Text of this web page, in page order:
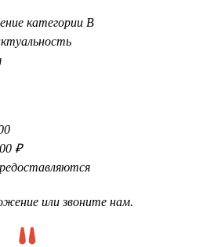
категории B
₽
или звоните нам.